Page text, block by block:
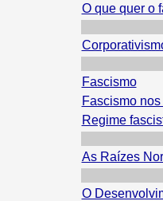
O que quer o
Fascismo
Fascismo
Regime
As Raízes
O